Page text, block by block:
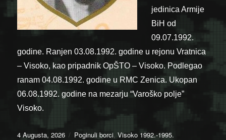
jedinica Armije
BiH od
09.07.1992.
godine. Ranjen 03.08.1992. godine u rejonu Vratnica
– Visoko, kao pripadnik OpŠTO – Visoko. Podlegao
ranam 04.08.1992. godine u RMC Zenica. Ukopan
06.08.1992. godine na mezarju “Varoško polje”
Visoko.
Posted
4 Augusta, 2026 Categories
Poginuli borci,Visoko 1992.-1995.